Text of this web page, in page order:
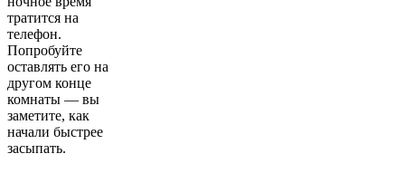
тратится на
телефон.
Попробуйте
оставлять его на
другом конце
комнаты — вы
заметите, как
начали быстрее
засыпать.